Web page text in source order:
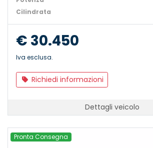
Cilindrata
€ 30.450
Iva esclusa.
Richiedi informazioni
Dettagli veicolo
Pronta Consegna